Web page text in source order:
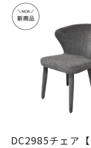
DC2985チェア